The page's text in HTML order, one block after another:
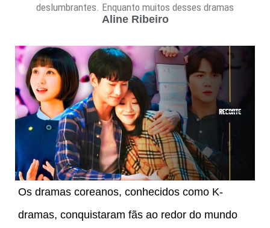
deslumbrantes. Enquanto muitos desses dramas
Aline Ribeiro
Os dramas coreanos, conhecidos como K-
dramas, conquistaram fãs ao redor do mundo